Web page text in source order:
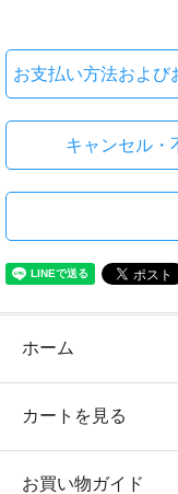
お支払い方法および
キャンセル・
ホーム
カートを見る
お買い物ガイド